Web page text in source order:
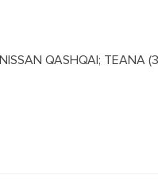
QASHQAI; TEANA